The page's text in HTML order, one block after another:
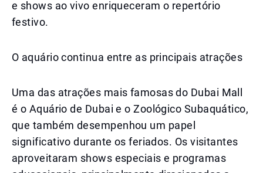
e shows ao vivo enriqueceram o repertório
festivo.
O aquário continua entre as principais atrações
Uma das atrações mais famosas do Dubai Mall
é o Aquário de Dubai e o Zoológico Subaquático,
que também desempenhou um papel
significativo durante os feriados. Os visitantes
aproveitaram shows especiais e programas